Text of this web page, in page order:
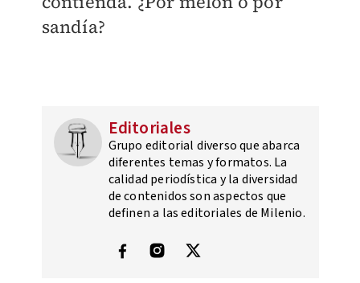
sandía?
Editoriales
Grupo editorial diverso que abarca
diferentes temas y formatos. La
calidad periodística y la diversidad
de contenidos son aspectos que
definen a las editoriales de Milenio.